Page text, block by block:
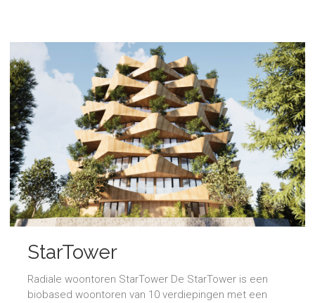
StarTower
Radiale woontoren StarTower De StarTower is een
biobased woontoren van 10 verdiepingen met een